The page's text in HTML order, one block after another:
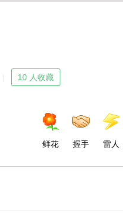
10 人收藏
鲜花 握手 雷人